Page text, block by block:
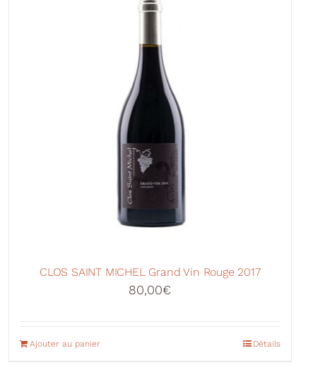
choisies
page
produit
CLOS SAINT MICHEL Grand Vin Rouge 2017
80,00€
Ajouter au panier Détails